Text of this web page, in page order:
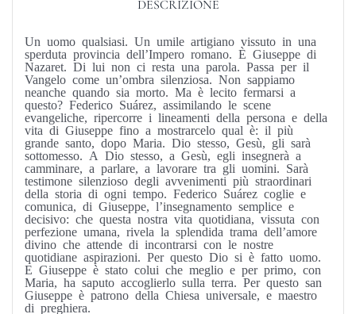
DESCRIZIONE
Un uomo qualsiasi. Un umile artigiano vissuto in una
sperduta provincia dell’Impero romano. È Giuseppe di
Nazaret. Di lui non ci resta una parola. Passa per il
Vangelo come un’ombra silenziosa. Non sappiamo
neanche quando sia morto. Ma è lecito fermarsi a
questo? Federico Suárez, assimilando le scene
evangeliche, ripercorre i lineamenti della persona e della
vita di Giuseppe fino a mostrarcelo qual è: il più
grande santo, dopo Maria. Dio stesso, Gesù, gli sarà
sottomesso. A Dio stesso, a Gesù, egli insegnerà a
camminare, a parlare, a lavorare tra gli uomini. Sarà
testimone silenzioso degli avvenimenti più straordinari
della storia di ogni tempo. Federico Suárez coglie e
comunica, di Giuseppe, l’insegnamento semplice e
decisivo: che questa nostra vita quotidiana, vissuta con
perfezione umana, rivela la splendida trama dell’amore
divino che attende di incontrarsi con le nostre
quotidiane aspirazioni. Per questo Dio si è fatto uomo.
E Giuseppe è stato colui che meglio e per primo, con
Maria, ha saputo accoglierlo sulla terra. Per questo san
Giuseppe è patrono della Chiesa universale, e maestro
di preghiera.